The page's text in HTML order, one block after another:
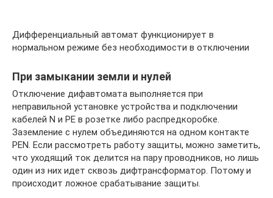
Дифференциальный автомат функционирует в
нормальном режиме без необходимости в отключении
При замыкании земли и нулей
Отключение дифавтомата выполняется при
неправильной установке устройства и подключении
кабелей N и PE в розетке либо распредкоробке.
Заземление с нулем объединяются на одном контакте
PEN. Если рассмотреть работу защиты, можно заметить,
что уходящий ток делится на пару проводников, но лишь
один из них идет сквозь дифтрансформатор. Потому и
происходит ложное срабатывание защиты.